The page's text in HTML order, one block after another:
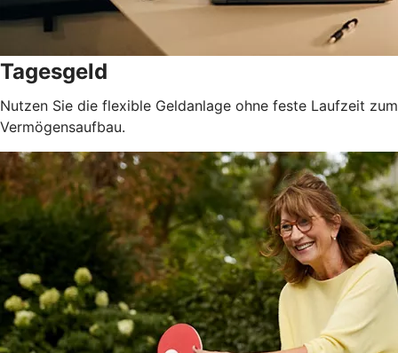
Tagesgeld
Nutzen Sie die flexible Geldanlage ohne feste Laufzeit zum
Vermögensaufbau.